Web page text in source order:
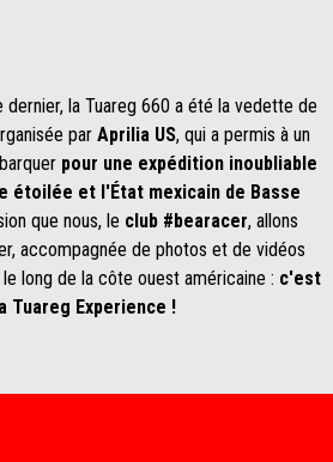
la Tuareg 660 a été la vedette de
par Aprilia US, qui a permis à un
pour une expédition inoubliable
étoilée et l'État mexicain de Basse
que nous, le club #bearacer, allons
accompagnée de photos et de vidéos
long de la côte ouest américaine : c'est
Tuareg Experience !